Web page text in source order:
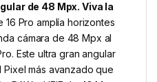
de 48 Mpx. Viva la
16 Pro amplía horizontes
cámara de 48 Mpx al
Este ultra gran angular
más avanzado que